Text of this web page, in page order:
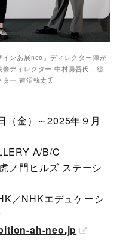
ンあ展neo」ディレクター陣が
ディレクター 中村勇吾氏、総
ー 蓮沼執太氏
（金）～2025年９月
A/B/C
ノ門ヒルズ ステーシ
／NHKエデュケーシ
ah-neo.jp